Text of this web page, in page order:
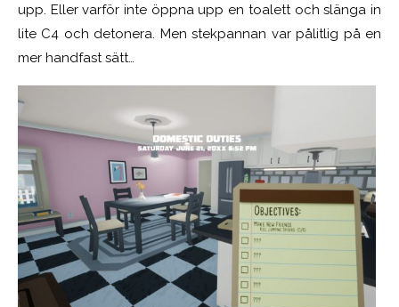
upp. Eller varför inte öppna upp en toalett och slänga in
lite C4 och detonera. Men stekpannan var pålitlig på en
mer handfast sätt…